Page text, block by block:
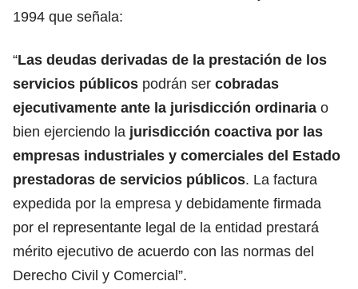
1994 que señala:
“Las deudas derivadas de la prestación de los
servicios públicos podrán ser cobradas
ejecutivamente ante la jurisdicción ordinaria o
bien ejerciendo la jurisdicción coactiva por las
empresas industriales y comerciales del Estado
prestadoras de servicios públicos. La factura
expedida por la empresa y debidamente firmada
por el representante legal de la entidad prestará
mérito ejecutivo de acuerdo con las normas del
Derecho Civil y Comercial”.